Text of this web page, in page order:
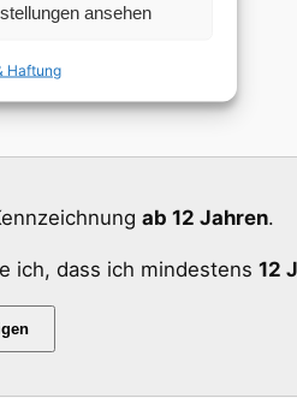
ansehen
Haftung
ab 12 Jahren.
ich, dass ich mindestens12